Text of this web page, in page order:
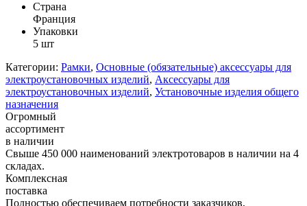
Страна
Франция
Упаковки
5 шт
Категории: Рамки, Основные (обязательные) аксессуары для
электроустановочных изделий, Аксессуары для
электроустановочных изделий, Установочные изделия общего
назначения
Огромный
ассортимент
в наличии
Свыше 450 000 наименований электротоваров в наличии на 4
складах.
Комплексная
поставка
Полностью обеспечиваем потребности заказчиков,